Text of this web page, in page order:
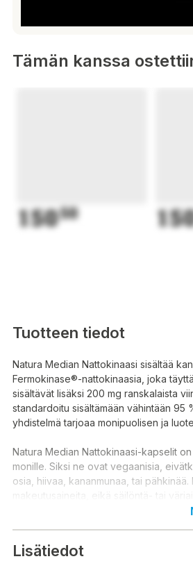
Tämän kanssa
15050
Tuotteen tiedot
Natura Median Nattokinaasi sisältää
Fermokinase®-nattokinaasia, joka
sisältävät lisäksi 200 mg ranskalaista
standardoitu sisältämään vähintään 95
yhdistelmä tarjoaa monipuolisen ja
Natura Median Nattokinaasi-kapselit
monille. Siksi ne ovat vegaanisia,
osia, hiivaa, kananmunaa, tai
makeutusaineita, eikä säilöntä- tai
valmistetaan yrityksen omassa
Lisätiedot